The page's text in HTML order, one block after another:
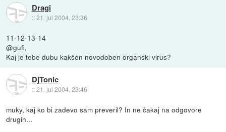
Dragi
::21. jul 2004, 23:36
11-12-13-14
@gufi,
Kaj je tebe dubu kakšen novodoben organski virus?
DjTonic
::21. jul 2004, 23:46
muky, kaj ko bi zadevo sam preveril? In ne čakaj na odgovore
drugih...